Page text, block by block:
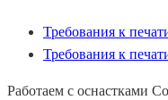
Требования к
Требования к
Работаем с оснастками